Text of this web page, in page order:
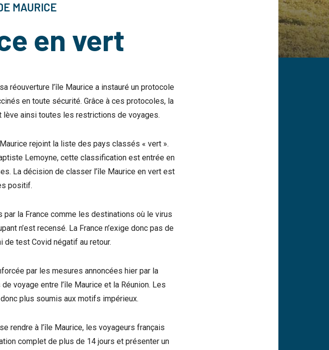
MAURICE
en vert
réouverture l’île Maurice a instauré un protocole
en toute sécurité. Grâce à ces protocoles, la
lève ainsi toutes les restrictions de voyages.
rejoint la liste des pays classés « vert ».
Lemoyne, cette classification est entrée en
La décision de classer l’île Maurice en vert est
positif.
la France comme les destinations où le virus
n’est recensé. La France n’exige donc pas de
de test Covid négatif au retour.
par les mesures annoncées hier par la
voyage entre l’île Maurice et la Réunion. Les
plus soumis aux motifs impérieux.
rendre à l’île Maurice, les voyageurs français
complet de plus de 14 jours et présenter un